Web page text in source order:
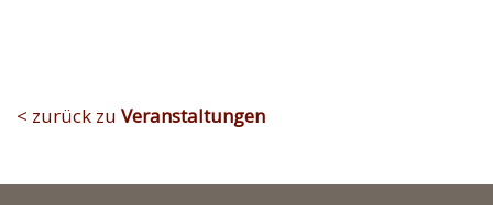
< zurück zu Veranstaltungen